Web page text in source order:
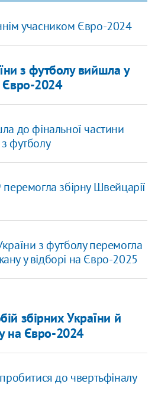
учасником Євро-2024
з футболу вийшла у
Євро-2024
до фінальної частини
футболу
збірну Швейцарії
з футболу перемогла
у відборі на Євро-2025
збірних України й
на Євро-2024
до чвертьфіналу